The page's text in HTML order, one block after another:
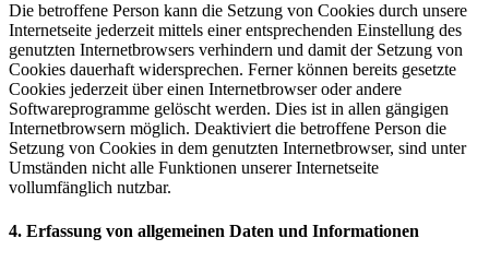
Die betroffene Person kann die Setzung von Cookies durch unsere
Internetseite jederzeit mittels einer entsprechenden Einstellung des
genutzten Internetbrowsers verhindern und damit der Setzung von
Cookies dauerhaft widersprechen. Ferner können bereits gesetzte
Cookies jederzeit über einen Internetbrowser oder andere
Softwareprogramme gelöscht werden. Dies ist in allen gängigen
Internetbrowsern möglich. Deaktiviert die betroffene Person die
Setzung von Cookies in dem genutzten Internetbrowser, sind unter
Umständen nicht alle Funktionen unserer Internetseite
vollumfänglich nutzbar.
4. Erfassung von allgemeinen Daten und Informationen